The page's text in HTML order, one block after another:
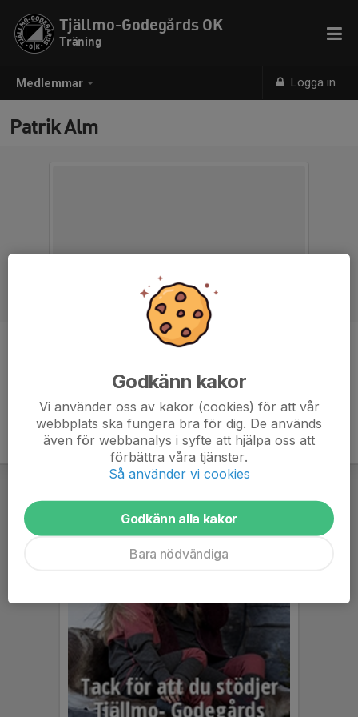
Medlemmar Logga in
Tjällmo-Godegårds OK
Träning
Patrik Alm
Godkänn kakor
Vi använder oss av kakor (cookies) för att vår
webbplats ska fungera bra för dig. De används
även för webbanalys i syfte att hjälpa oss att
förbättra våra tjänster.
Så använder vi cookies
Godkänn alla kakor
Bara nödvändiga